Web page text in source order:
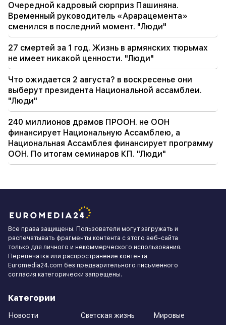
Очередной кадровый сюрприз Пашиняна.
Временный руководитель «Арарацемента»
сменился в последний момент. "Люди"
27 смертей за 1 год. Жизнь в армянских тюрьмах
не имеет никакой ценности. "Люди"
Что ожидается 2 августа? в воскресенье они
выберут президента Национальной ассамблеи.
"Люди"
240 миллионов драмов ПРООН. не ООН
финансирует Национальную Ассамблею, а
Национальная Ассамблея финансирует программу
ООН. По итогам семинаров КП. "Люди"
Все права защищены. Пользователи могут загружать и
распечатывать фрагменты контента с этого веб-сайта
только для личного и некоммерческого использования.
Перепечатка или распространение контента
Euromedia24.com без предварительного письменного
согласия категорически запрещены.
Категории
Новости Светская жизнь Мировые